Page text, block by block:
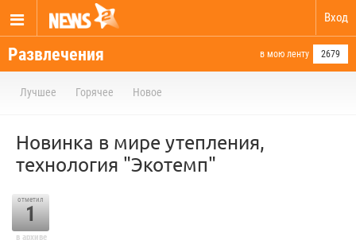
Вход
Развлечения в мою ленту 2679
Лучшее Горячее Новое
Новинка в мире утепления,
технология "Экотемп"
отметил
1
в архиве